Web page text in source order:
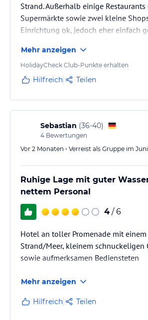
Strand. Außerhalb einige Restaurants
Supermärkte sowie zwei kleine
Einrichtung ok, jedoch eher einfach
Dusche. Man muss die Dusche im
Hotels benutzen.
Mehr anzeigen
HolidayCheck Club-Punkte erhalten
Hilfreich Teilen
Sebastian (36-40)
4 Bewertungen
Vor 2 Monaten • Verreist als Gruppe im
Ruhige Lage mit guter
nettem Personal
4 / 6
Hotel an toller Promenade mit
Strand/Meer, kleinem schnuckeligen
sowie aufmerksamen Bediensteten
Mehr anzeigen
Hilfreich Teilen